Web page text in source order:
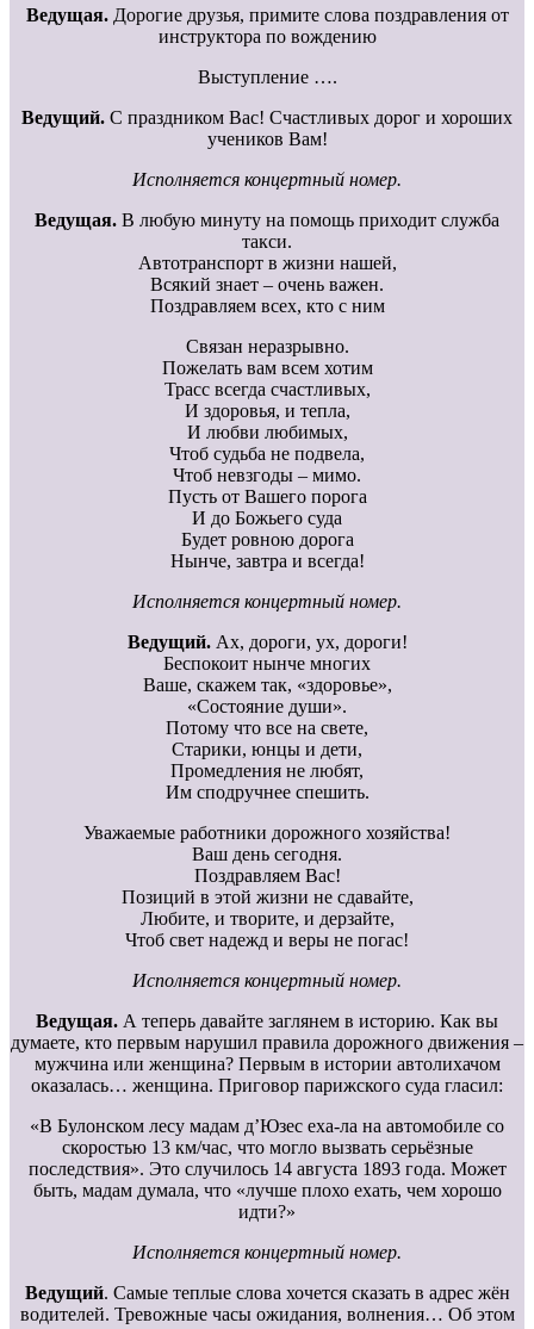
Ведущая.Дорогие друзья, примите слова поздравления от
инструктора по вождению
Выступление ….
Ведущий. С праздником Вас! Счастливых дорог и хороших
учеников Вам!
Исполняется концертный номер.
Ведущая. В любую минуту на помощь приходит служба
такси.
Автотранспорт в жизни нашей,
Всякий знает – очень важен.
Поздравляем всех, кто с ним
Связан неразрывно.
Пожелать вам всем хотим
Трасс всегда счастливых,
И здоровья, и тепла,
И любви любимых,
Чтоб судьба не подвела,
Чтоб невзгоды – мимо.
Пусть от Вашего порога
И до Божьего суда
Будет ровною дорога
Нынче, завтра и всегда!
Исполняется концертный номер.
Ведущий.Ах, дороги, ух, дороги!
Беспокоит нынче многих
Ваше, скажем так, «здоровье»,
«Состояние души».
Потому что все на свете,
Старики, юнцы и дети,
Промедления не любят,
Им сподручнее спешить.
Уважаемые работники дорожного хозяйства!
Ваш день сегодня.
Поздравляем Вас!
Позиций в этой жизни не сдавайте,
Любите, и творите, и дерзайте,
Чтоб свет надежд и веры не погас!
Исполняется концертный номер.
Ведущая. А теперь давайте заглянем в историю. Как вы
думаете, кто первым нарушил правила дорожного движения –
мужчина или женщина? Первым в истории автолихачом
оказалась… женщина. Приговор парижского суда гласил:
«В Булонском лесу мадам д’Юзес еха-ла на автомобиле со
скоростью 13 км/час, что могло вызвать серьёзные
последствия». Это случилось 14 августа 1893 года. Может
быть, мадам думала, что «лучше плохо ехать, чем хорошо
идти?»
Исполняется концертный номер.
Ведущий. Самые теплые слова хочется сказать в адрес жён
водителей. Тревожные часы ожидания, волнения… Об этом